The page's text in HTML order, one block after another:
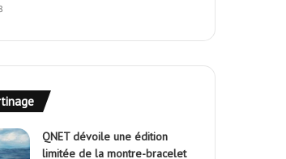
QNET dévoile une édition
limitée de la montre-bracelet